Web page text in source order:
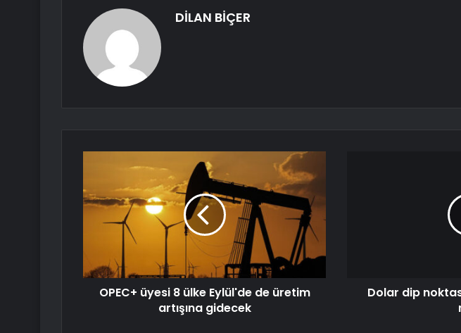
DİLAN BİÇER
OPEC+ üyesi 8 ülke Eylül'de de üretim
artışına gidecek
Dolar dip